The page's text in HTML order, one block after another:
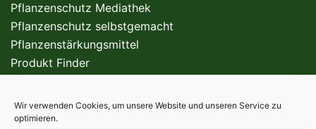
Wir verwenden Cookies, um unsere Website und unseren Service zu
optimieren.
Pflanzenschutz Mediathek
Pflanzenschutz selbstgemacht
Pflanzenstärkungsmittel
Produkt Finder
FÜR DEN PROFI